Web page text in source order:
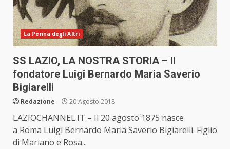
La Penna degli Altri
SS LAZIO, LA NOSTRA STORIA – Il
fondatore Luigi Bernardo Maria Saverio
Bigiarelli
Redazione 20 Agosto 2018
LAZIOCHANNEL.IT – Il 20 agosto 1875 nasce
a Roma Luigi Bernardo Maria Saverio Bigiarelli. Figlio
di Mariano e Rosa...